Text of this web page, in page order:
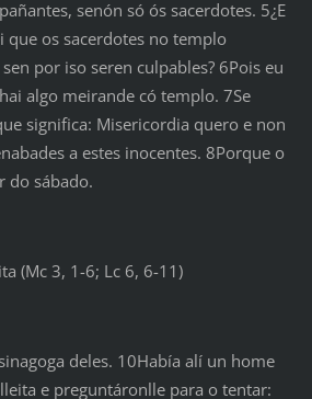
senón só ós sacerdotes. 5¿E
que os sacerdotes no templo
por iso seren culpables? 6Pois eu
algo meirande có templo. 7Se
significa: Misericordia quero e non
a estes inocentes. 8Porque o
do sábado.
(Mc 3, 1-6; Lc 6, 6-11)
deles. 10Había alí un home
e preguntáronlle para o tentar: